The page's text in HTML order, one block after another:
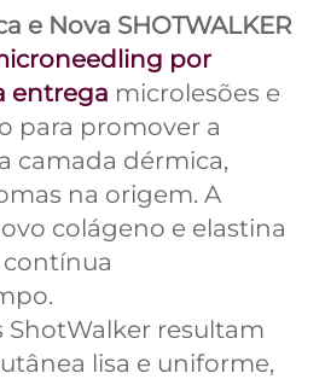
e Nova SHOTWALKER
por
entrega microlesões e
para promover a
camada dérmica,
na origem. A
colágeno e elastina
contínua
ShotWalker resultam
lisa e uniforme,